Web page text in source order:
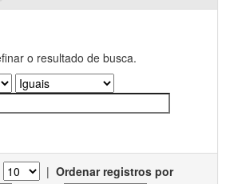
o resultado de busca.
| Ordenar registros por